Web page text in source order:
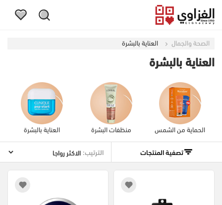
الصحة والجمال العناية بالبشرة
العناية بالبشرة
الحماية من الشمس منظفات البشرة العناية بالبشرة
تصفية المنتجات الترتيب: